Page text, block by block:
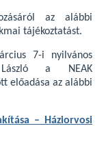
az alábbi
tájékoztatást.
7-i nyilvános
a NEAK
előadása az alábbi
– Háziorvosi